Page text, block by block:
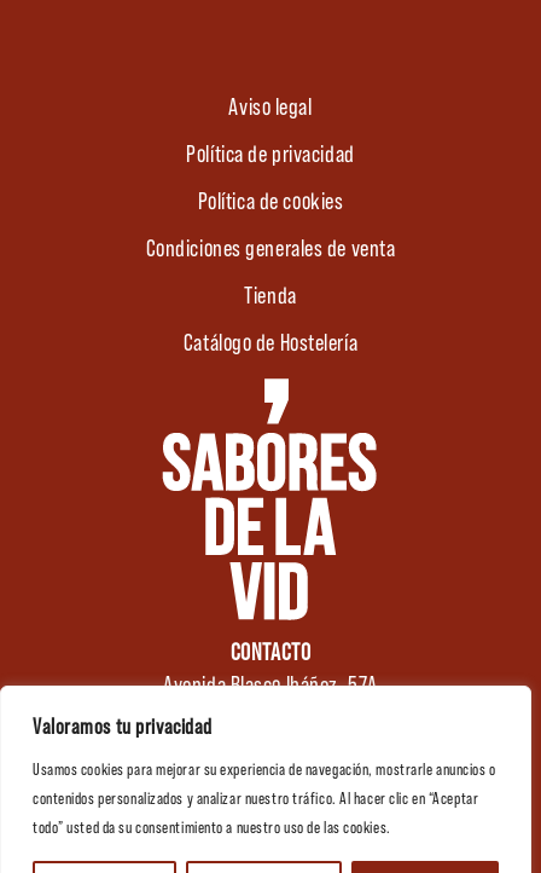
Valoramos tu privacidad
Usamos cookies para mejorar su experiencia de navegación, mostrarle anuncios o
contenidos personalizados y analizar nuestro tráfico. Al hacer clic en “Aceptar
todo” usted da su consentimiento a nuestro uso de las cookies.
Aviso legal
Política de privacidad
Política de cookies
Condiciones generales de venta
Tienda
Catálogo de Hostelería
CONTACTO
Avenida Blasco Ibáñez, 57A
Tel.: +34 961 176 174
info@saboresdelavid.com
0